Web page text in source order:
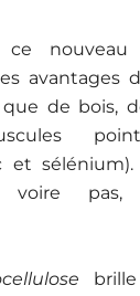
nouveau
avantages
que de bois,
et
pas,